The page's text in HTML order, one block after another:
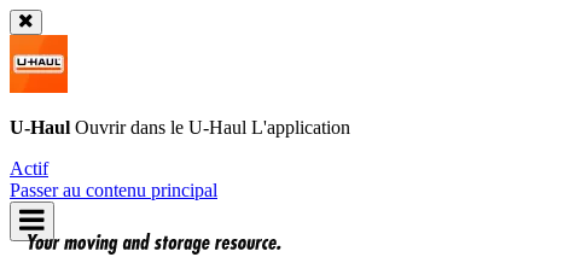
U-Haul Ouvrir dans le U-Haul L'application
Actif
Passer au contenu principal